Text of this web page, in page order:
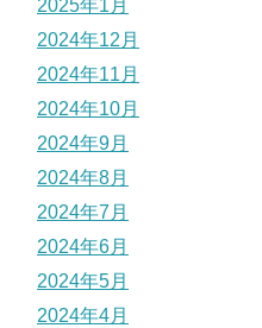
2025年1月
2024年12月
2024年11月
2024年10月
2024年9月
2024年8月
2024年7月
2024年6月
2024年5月
2024年4月